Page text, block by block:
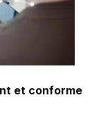
et conforme